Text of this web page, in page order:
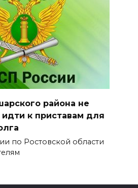
района не
к приставам для
по Ростовской области